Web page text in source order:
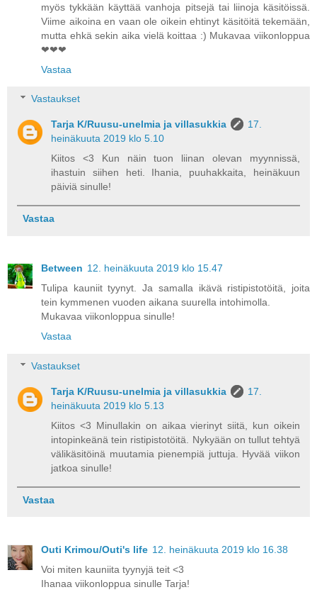
myös tykkään käyttää vanhoja pitsejä tai liinoja käsitöissä.
Viime aikoina en vaan ole oikein ehtinyt käsitöitä tekemään,
mutta ehkä sekin aika vielä koittaa :) Mukavaa viikonloppua
❤❤❤
Vastaa
Vastaukset
Tarja K/Ruusu-unelmia ja villasukkia
17.
heinäkuuta 2019 klo 5.10
Kiitos <3 Kun näin tuon liinan olevan myynnissä,
ihastuin siihen heti. Ihania, puuhakkaita, heinäkuun
päiviä sinulle!
Vastaa
Between 12. heinäkuuta 2019 klo 15.47
Tulipa kauniit tyynyt. Ja samalla ikävä ristipistotöitä, joita
tein kymmenen vuoden aikana suurella intohimolla.
Mukavaa viikonloppua sinulle!
Vastaa
Vastaukset
Tarja K/Ruusu-unelmia ja villasukkia
17.
heinäkuuta 2019 klo 5.13
Kiitos <3 Minullakin on aikaa vierinyt siitä, kun oikein
intopinkeänä tein ristipistotöitä. Nykyään on tullut tehtyä
välikäsitöinä muutamia pienempiä juttuja. Hyvää viikon
jatkoa sinulle!
Vastaa
Outi Krimou/Outi's life 12. heinäkuuta 2019 klo 16.38
Voi miten kauniita tyynyjä teit <3
Ihanaa viikonloppua sinulle Tarja!